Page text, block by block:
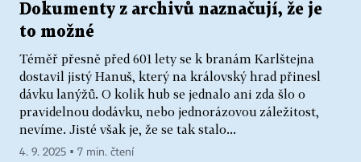
Dokumenty z archivů naznačují, že je
to možné
Téměř přesně před 601 lety se k branám Karlštejna
dostavil jistý Hanuš, který na královský hrad přinesl
dávku lanýžů. O kolik hub se jednalo ani zda šlo o
pravidelnou dodávku, nebo jednorázovou záležitost,
nevíme. Jisté však je, že se tak stalo...
4. 9. 2025 ▪ 7 min. čtení